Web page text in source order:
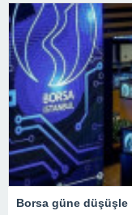
Borsa güne düşüşle